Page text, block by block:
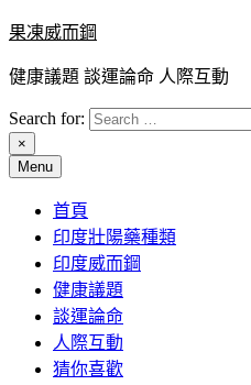
Skip
to
content
果凍威而鋼
健康議題 談運論命 人際互動
Search for:
×
Menu
首頁
印度壯陽藥種類
印度威而鋼
健康議題
談運論命
人際互動
猜你喜歡